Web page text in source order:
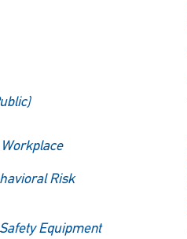
Workplace
Risk
Equipment